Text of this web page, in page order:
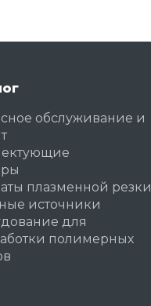
обслуживание и
плазменной резки
источники
для
полимерных